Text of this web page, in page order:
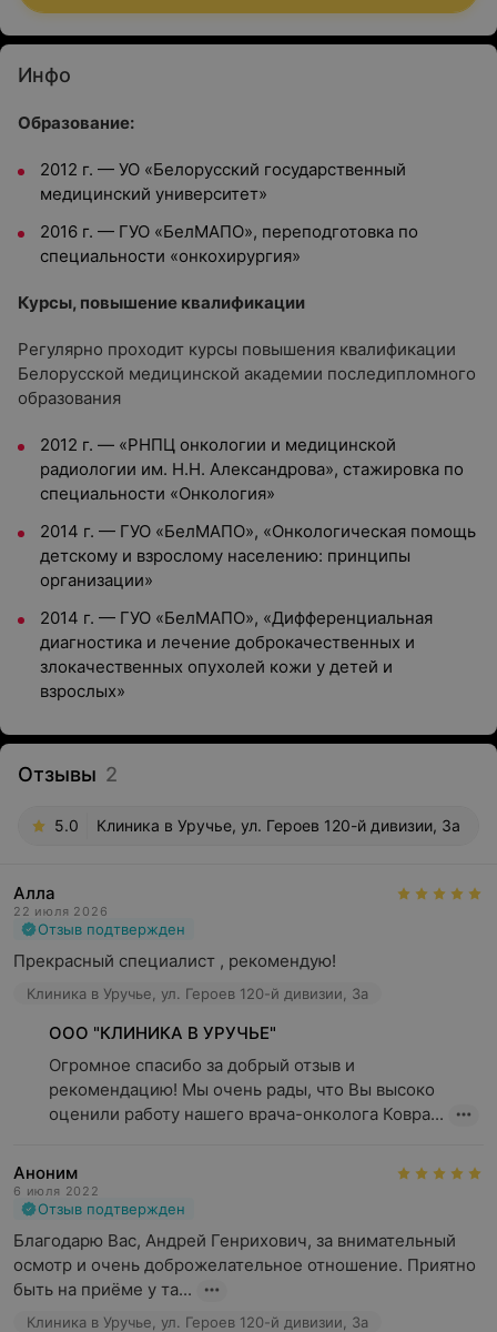
Инфо
Образование:
2012 г. — УО «Белорусский государственный
медицинский университет»
2016 г. — ГУО «БелМАПО», переподготовка по
специальности «онкохирургия»
Курсы, повышение квалификации
Регулярно проходит курсы повышения квалификации
Белорусской медицинской академии последипломного
образования
2012 г. — «РНПЦ онкологии и медицинской
радиологии им. Н.Н. Александрова», стажировка по
специальности «Онкология»
2014 г. — ГУО «БелМАПО», «Онкологическая помощь
детскому и взрослому населению: принципы
организации»
2014 г. — ГУО «БелМАПО», «Дифференциальная
диагностика и лечение доброкачественных и
злокачественных опухолей кожи у детей и
взрослых»
Отзывы 2
5.0 Клиника в Уручье, ул. Героев 120-й дивизии, 3а
Алла
22 июля 2026
Отзыв подтвержден
Прекрасный специалист , рекомендую!
Клиника в Уручье, ул. Героев 120-й дивизии, 3а
ООО "КЛИНИКА В УРУЧЬЕ"
Огромное спасибо за добрый отзыв и
рекомендацию! Мы очень рады, что Вы высоко
оценили работу нашего врача-онколога Ковра...
Аноним
6 июля 2022
Отзыв подтвержден
Благодарю Вас, Андрей Генрихович, за внимательный
осмотр и очень доброжелательное отношение. Приятно
быть на приёме у та...
Клиника в Уручье, ул. Героев 120-й дивизии, 3а